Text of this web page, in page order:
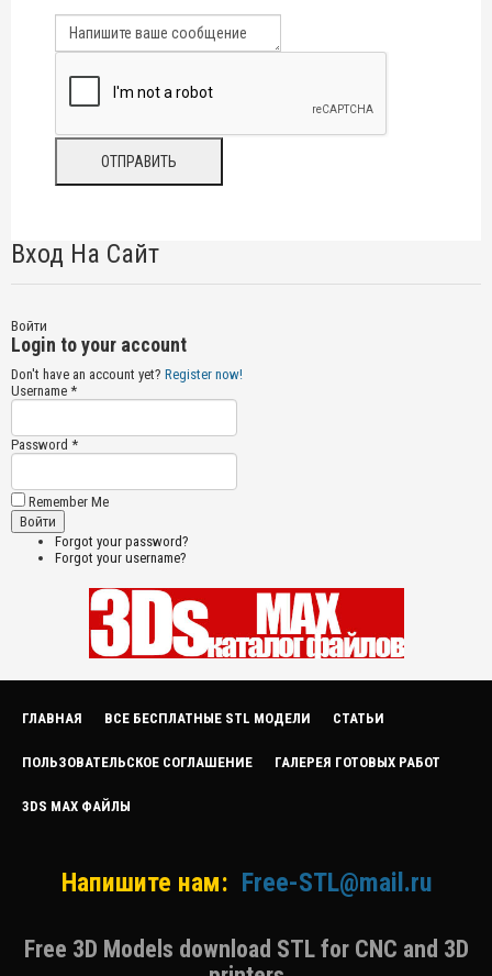
Вход На Сайт
Войти
Login to your account
Don't have an account yet? Register now!
Username *
Password *
Remember Me
Forgot your password?
Forgot your username?
ГЛАВНАЯ ВСЕ БЕСПЛАТНЫЕ STL МОДЕЛИ СТАТЬИ
ПОЛЬЗОВАТЕЛЬСКОЕ СОГЛАШЕНИЕ ГАЛЕРЕЯ ГОТОВЫХ РАБОТ
3DS MAX ФАЙЛЫ
Напишите нам: Free-STL@mail.ru
Free 3D Models download STL for CNC and 3D